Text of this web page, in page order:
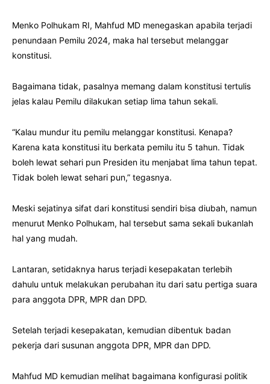
Menko Polhukam RI, Mahfud MD menegaskan apabila terjadi
penundaan Pemilu 2024, maka hal tersebut melanggar
konstitusi.
Bagaimana tidak, pasalnya memang dalam konstitusi tertulis
jelas kalau Pemilu dilakukan setiap lima tahun sekali.
“Kalau mundur itu pemilu melanggar konstitusi. Kenapa?
Karena kata konstitusi itu berkata pemilu itu 5 tahun. Tidak
boleh lewat sehari pun Presiden itu menjabat lima tahun tepat.
Tidak boleh lewat sehari pun,” tegasnya.
Meski sejatinya sifat dari konstitusi sendiri bisa diubah, namun
menurut Menko Polhukam, hal tersebut sama sekali bukanlah
hal yang mudah.
Lantaran, setidaknya harus terjadi kesepakatan terlebih
dahulu untuk melakukan perubahan itu dari satu pertiga suara
para anggota DPR, MPR dan DPD.
Setelah terjadi kesepakatan, kemudian dibentuk badan
pekerja dari susunan anggota DPR, MPR dan DPD.
Mahfud MD kemudian melihat bagaimana konfigurasi politik